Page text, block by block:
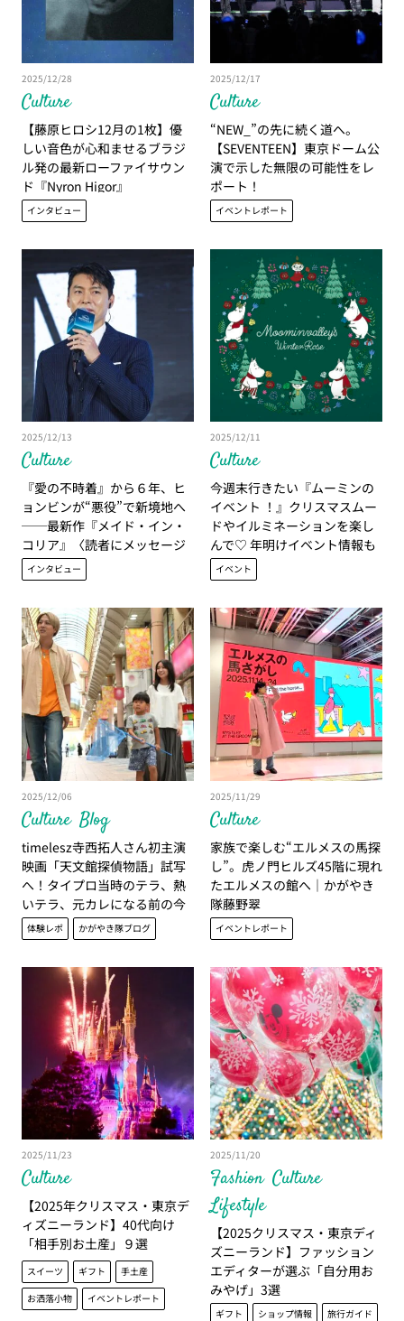
Culture
2025/12/28
【藤原ヒロシ12月の1枚】優
しい音色が心和ませるブラジ
ル発の最新ローファイサウン
ド『Nyron Higor』
インタビュー
Culture
2025/12/17
“NEW_”の先に続く道へ。
【SEVENTEEN】東京ドーム公
演で示した無限の可能性をレ
ポート！
イベントレポート
Culture
2025/12/13
『愛の不時着』から６年、ヒ
ョンビンが“悪役”で新境地へ
──最新作『メイド・イン・
コリア』〈読者にメッセージ
も！〉
インタビュー
Culture
2025/12/11
今週末行きたい『ムーミンの
イベント ！』クリスマスムー
ドやイルミネーションを楽し
んで♡ 年明けイベント情報も
あり
イベント
Culture Blog
2025/12/06
timelesz寺西拓人さん初主演
映画「天文館探偵物語」試写
へ！タイプロ当時のテラ、熱
いテラ、元カレになる前の今
カレのテラが見られる！？
体験レポ かがやき隊ブログ
Culture
2025/11/29
家族で楽しむ“エルメスの馬探
し”。虎ノ門ヒルズ45階に現れ
たエルメスの館へ｜かがやき
隊藤野翠
イベントレポート
Culture
2025/11/23
【2025年クリスマス・東京デ
ィズニーランド】40代向け
「相手別お土産」９選
スイーツ ギフト
手土産
お洒落小物
イベントレポート
Fashion Culture
Lifestyle
2025/11/20
【2025クリスマス・東京ディ
ズニーランド】ファッション
エディターが選ぶ「自分用お
みやげ」3選
ギフト ショップ情報
旅行ガイド